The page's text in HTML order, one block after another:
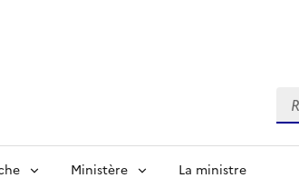
Ministère La ministre